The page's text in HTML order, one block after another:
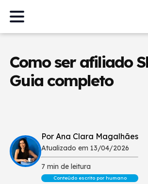
Como ser afiliado
Guia completo
Por Ana Clara Magalhães
Atualizado em 13/04/2026
7 min de leitura
Conteúdo escrito por humano